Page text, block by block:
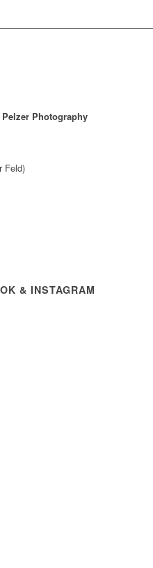
Photography
Feld)
& INSTAGRAM